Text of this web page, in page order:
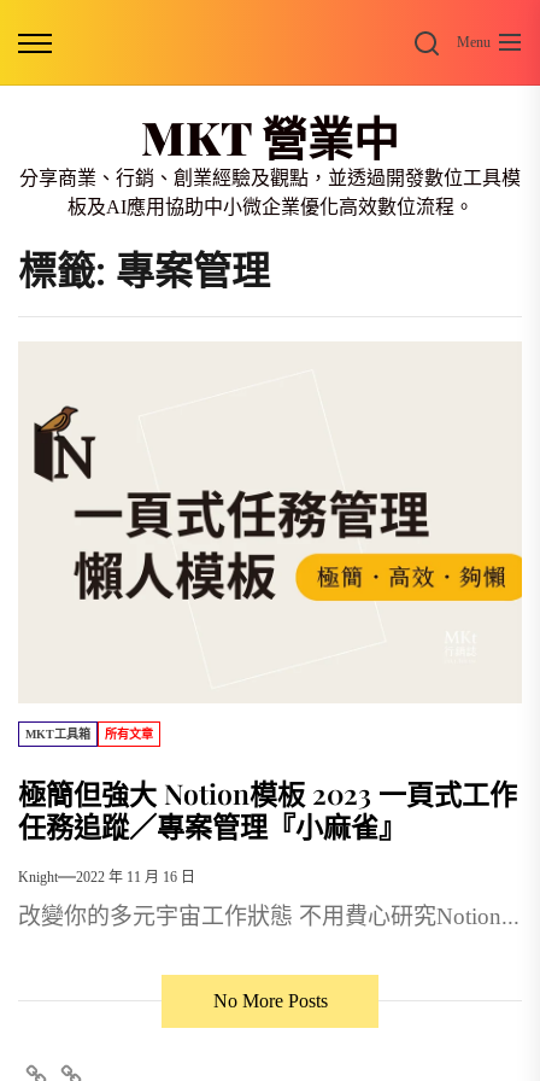
SearchMenu
MKT 營業中
分享商業、行銷、創業經驗及觀點，並透過開發數位工具模
板及AI應用協助中小微企業優化高效數位流程。
標籤: 專案管理
MKT工具箱 所有文章
極簡但強大 Notion模板 2023 一頁式工作
任務追蹤／專案管理『小麻雀』
Knight 2022 年 11 月 16 日
改變你的多元宇宙工作狀態 不用費心研究Notion...
No More Posts
FB +line